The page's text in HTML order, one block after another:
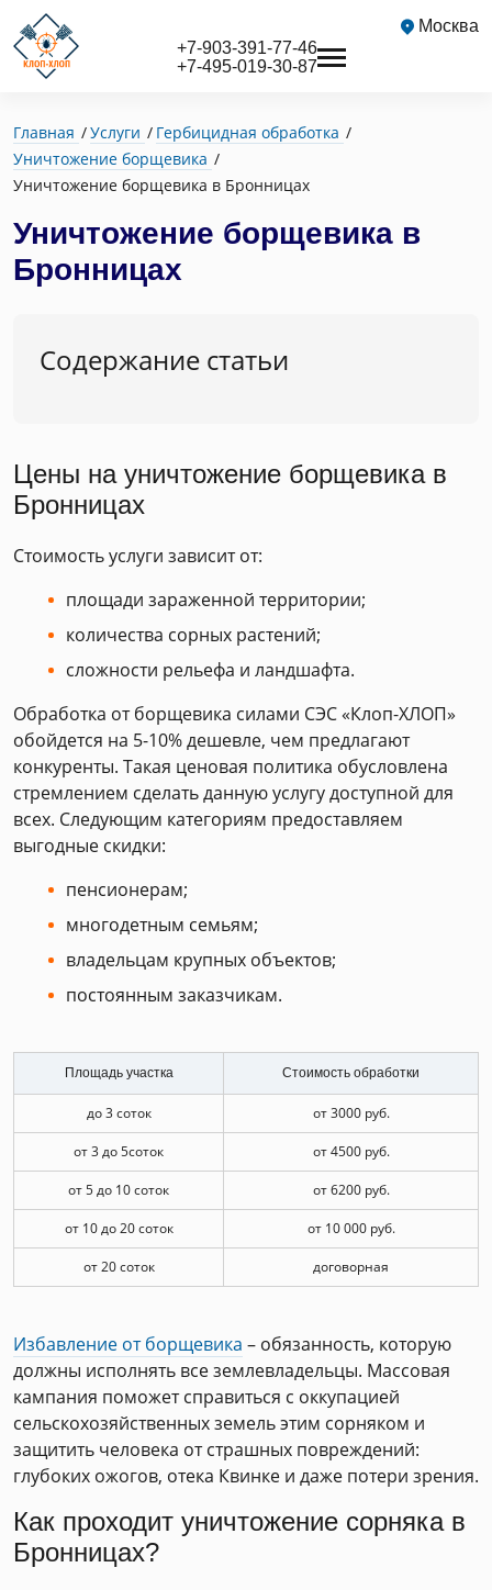
Москва
+7-903-391-77-46
+7-495-019-30-87
Главная Услуги
Гербицидная обработка
Уничтожение борщевика
Уничтожение борщевика в Бронницах
Уничтожение борщевика в
Бронницах
Содержание статьи
Цены на уничтожение борщевика в
Бронницах
Стоимость услуги зависит от:
площади зараженной территории;
количества сорных растений;
сложности рельефа и ландшафта.
Обработка от борщевика силами СЭС «Клоп-ХЛОП»
обойдется на 5-10% дешевле, чем предлагают
конкуренты. Такая ценовая политика обусловлена
стремлением сделать данную услугу доступной для
всех. Следующим категориям предоставляем
выгодные скидки:
пенсионерам;
многодетным семьям;
владельцам крупных объектов;
постоянным заказчикам.
Площадь участка Стоимость обработки
до 3 соток от 3000 руб.
от 3 до 5соток от 4500 руб.
от 5 до 10 соток от 6200 руб.
от 10 до 20 соток от 10 000 руб.
от 20 соток договорная
Избавление от борщевика – обязанность, которую
должны исполнять все землевладельцы. Массовая
кампания поможет справиться с оккупацией
сельскохозяйственных земель этим сорняком и
защитить человека от страшных повреждений:
глубоких ожогов, отека Квинке и даже потери зрения.
Как проходит уничтожение сорняка в
Бронницах?